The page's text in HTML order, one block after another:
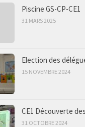
Piscine GS-CP-CE1
31 MARS 2025
Election des
15 NOVEMBRE 2024
CE1 Découverte
31 OCTOBRE 2024